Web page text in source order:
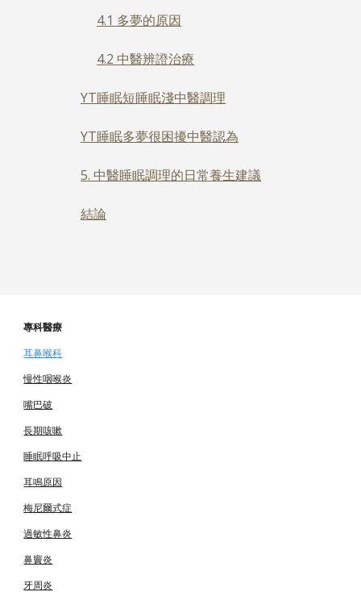
4.1 多夢的原因
4.2 中醫辨證治療
YT睡眠短睡眠淺中醫調理
YT睡眠多夢很困擾中醫認為
5. 中醫睡眠調理的日常養生建議
結論
專科醫療
耳鼻喉科
慢性咽喉炎
嘴巴破
長期咳嗽
睡眠呼吸中止
耳鳴原因
梅尼爾式症
過敏性鼻炎
鼻竇炎
牙周炎